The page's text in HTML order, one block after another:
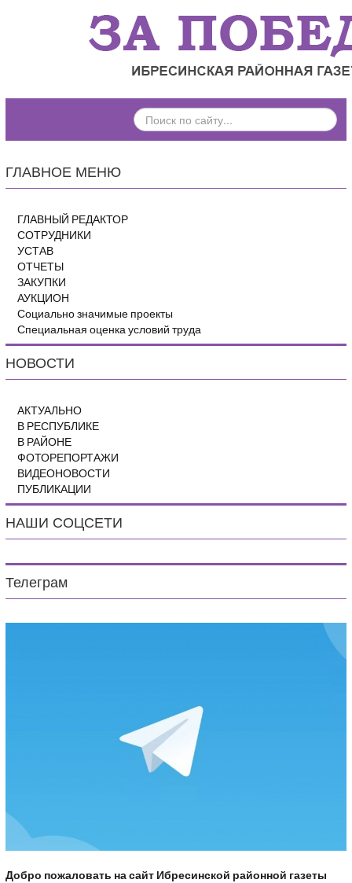
ПОИСК
ПО
ГЛАВНОЕ МЕНЮ
ГЛАВНЫЙ РЕДАКТОР
СОТРУДНИКИ
УСТАВ
ОТЧЕТЫ
ЗАКУПКИ
АУКЦИОН
Социально значимые проекты
Специальная оценка условий труда
НОВОСТИ
АКТУАЛЬНО
В РЕСПУБЛИКЕ
В РАЙОНЕ
ФОТОРЕПОРТАЖИ
ВИДЕОНОВОСТИ
ПУБЛИКАЦИИ
НАШИ СОЦСЕТИ
Телеграм
Добро пожаловать на сайт Ибресинской районной газеты